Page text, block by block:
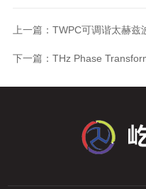
上一篇： TWPC可调谐太赫兹
下一篇： THz Phase